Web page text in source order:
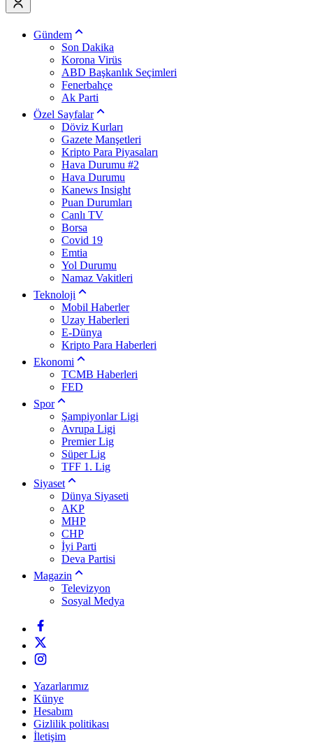
Gündem
Son Dakika
Korona Virüs
ABD Başkanlık Seçimleri
Fenerbahçe
Ak Parti
Özel Sayfalar
Döviz Kurları
Gazete Manşetleri
Kripto Para Piyasaları
Hava Durumu #2
Hava Durumu
Kanews Insight
Puan Durumları
Canlı TV
Borsa
Covid 19
Emtia
Yol Durumu
Namaz Vakitleri
Teknoloji
Mobil Haberler
Uzay Haberleri
E-Dünya
Kripto Para Haberleri
Ekonomi
TCMB Haberleri
FED
Spor
Şampiyonlar Ligi
Avrupa Ligi
Premier Lig
Süper Lig
TFF 1. Lig
Siyaset
Dünya Siyaseti
AKP
MHP
CHP
İyi Parti
Deva Partisi
Magazin
Televizyon
Sosyal Medya
Yazarlarımız
Künye
Hesabım
Gizlilik politikası
İletişim